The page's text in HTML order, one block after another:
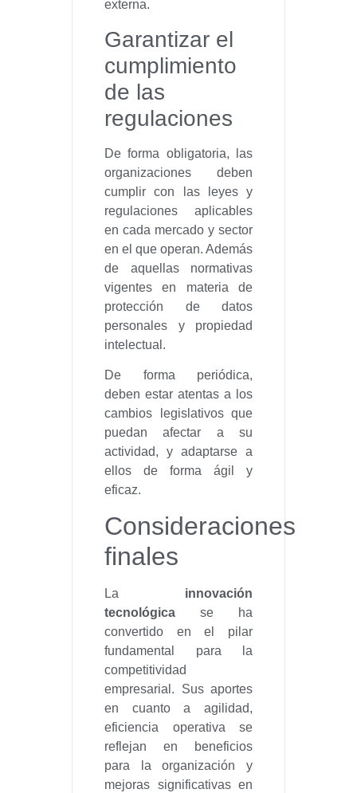
externa.
Garantizar el
cumplimiento
de las
regulaciones
De forma obligatoria, las
organizaciones deben
cumplir con las leyes y
regulaciones aplicables
en cada mercado y sector
en el que operan. Además
de aquellas normativas
vigentes en materia de
protección de datos
personales y propiedad
intelectual.
De forma periódica,
deben estar atentas a los
cambios legislativos que
puedan afectar a su
actividad, y adaptarse a
ellos de forma ágil y
eficaz.
Consideraciones
finales
La innovación
tecnológicase ha
convertido en el pilar
fundamental para la
competitividad
empresarial. Sus aportes
en cuanto a agilidad,
eficiencia operativa se
reflejan en beneficios
para la organización y
mejoras significativas en